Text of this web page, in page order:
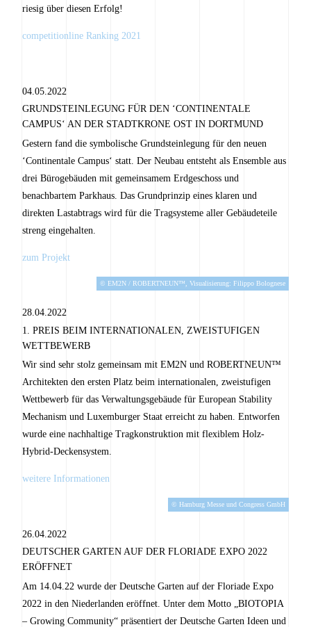
riesig über diesen Erfolg!
competitionline Ranking 2021
04.05.2022
GRUNDSTEINLEGUNG FÜR DEN ‘CONTINENTALE
CAMPUS‘ AN DER STADTKRONE OST IN DORTMUND
Gestern fand die symbolische Grundsteinlegung für den neuen
‘Continentale Campus‘ statt. Der Neubau entsteht als Ensemble aus
drei Bürogebäuden mit gemeinsamem Erdgeschoss und
benachbartem Parkhaus. Das Grundprinzip eines klaren und
direkten Lastabtrags wird für die Tragsysteme aller Gebäudeteile
streng eingehalten.
zum Projekt
© EM2N / ROBERTNEUN™, Visualisierung: Filippo Bolognese
28.04.2022
1. PREIS BEIM INTERNATIONALEN, ZWEISTUFIGEN
WETTBEWERB
Wir sind sehr stolz gemeinsam mit EM2N und ROBERTNEUN™
Architekten den ersten Platz beim internationalen, zweistufigen
Wettbewerb für das Verwaltungsgebäude für European Stability
Mechanism und Luxemburger Staat erreicht zu haben. Entworfen
wurde eine nachhaltige Tragkonstruktion mit flexiblem Holz-
Hybrid-Deckensystem.
weitere Informationen
© Hamburg Messe und Congress GmbH
26.04.2022
DEUTSCHER GARTEN AUF DER FLORIADE EXPO 2022
ERÖFFNET
Am 14.04.22 wurde der Deutsche Garten auf der Floriade Expo
2022 in den Niederlanden eröffnet. Unter dem Motto „BIOTOPIA
– Growing Community“ präsentiert der Deutsche Garten Ideen und